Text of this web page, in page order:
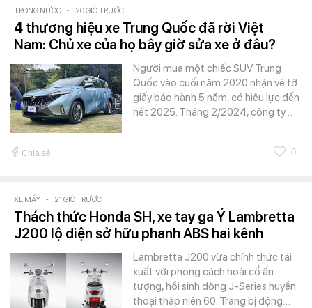
TRONG NƯỚC - 20 GIỜ TRƯỚC
4 thương hiệu xe Trung Quốc đã rời Việt
Nam: Chủ xe của họ bây giờ sửa xe ở đâu?
Người mua một chiếc SUV Trung
Quốc vào cuối năm 2020 nhận về tờ
giấy bảo hành 5 năm, có hiệu lực đến
hết 2025. Tháng 2/2024, công ty…
Chia sẻ 0
XE MÁY - 21 GIỜ TRƯỚC
Thách thức Honda SH, xe tay ga Ý Lambretta
J200 lộ diện sở hữu phanh ABS hai kênh
Lambretta J200 vừa chính thức tái
xuất với phong cách hoài cổ ấn
tượng, hồi sinh dòng J-Series huyền
thoại thập niên 60. Trang bị động…